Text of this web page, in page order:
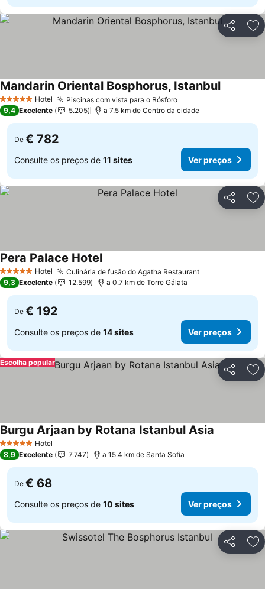
Partilhar
5 Estrelas Hotel Piscinas com vista para o BósforoVer preços
Mandarin Oriental Bosphorus, IstanbulVer
9,4 Excelente 5.205 a 7.5 km de Centro da cidade
De € 782
Consulte os preços de 11 sites Ver preços
Partilhar
5 Estrelas Hotel Culinária de fusão do Agatha RestaurantVer preços
Pera Palace HotelVer preços
9,3 Excelente 12.599 a 0.7 km de Torre Gálata
De € 192
Consulte os preços de 14 sites Ver preços
Partilhar
Escolha popular
5 Estrelas Hotel
Burgu Arjaan by Rotana Istanbul Asia
8,9 Excelente 7.747 a 15.4 km de Santa Sofia
De € 68
Consulte os preços de 10 sites Ver preços
Partilhar